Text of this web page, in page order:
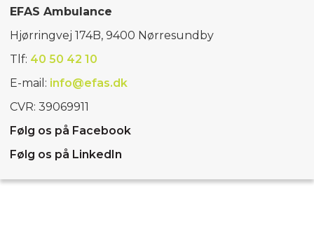
EFAS Ambulance
Hjørringvej 174B, 9400 Nørresundby
Tlf: 40 50 42 10
E-mail: info@efas.dk
CVR: 39069911
Følg os på Facebook
Følg os på LinkedIn